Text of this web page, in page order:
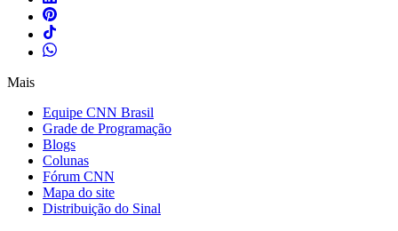
Mais
Equipe CNN Brasil
Grade de Programação
Blogs
Colunas
Fórum CNN
Mapa do site
Distribuição do Sinal